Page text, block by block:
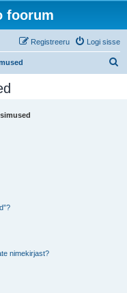
foorum
Logi sisse
Registreeru
nimekirjast?